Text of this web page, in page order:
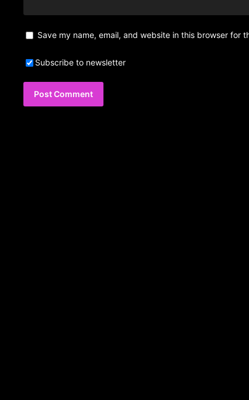
Save my name, email, and website in this browser for
Subscribe to newsletter